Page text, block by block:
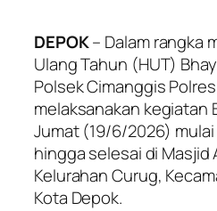
DEPOK– Dalam rangka
Ulang Tahun (HUT)
Polsek Cimanggis
melaksanakan kegiatan
Jumat (19/6/2026) mulai
hingga selesai di Masjid
Kelurahan Curug,
Kota Depok.